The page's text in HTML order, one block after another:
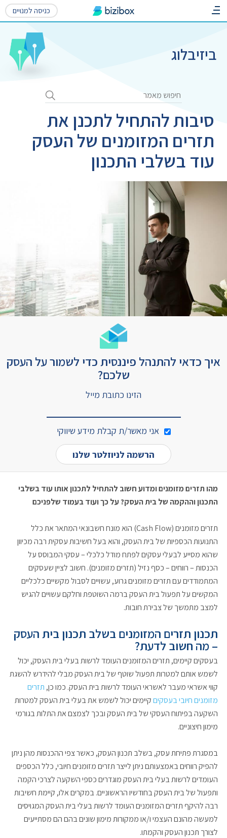
כניסה למנויים
ביזיבלוג
סיבות להתחיל לתכנן את
תזרים המזומנים של העסק
עוד בשלבי התכנון
איך כדאי להתנהל פיננסית כדי לשמור על העסק
שלכם?
הזינו כתובת מייל
אני מאשר/ת קבלת מידע שיווקי
מהו תזרים מזומנים ומדוע חשוב להתחיל לתכנון אותו עוד בשלבי
התכנון וההקמה של בית העסק? על כך ועוד בעמוד שלפניכם
תזרים מזומנים (Cash Flow) הוא מונח חשבונאי המתאר את כלל
התנועות הכספיות של בית העסק, והוא בעל חשיבות עסקית רבה מכיוון
שהוא מסייע לבעלי עסקים לפתח מודל כלכלי – עסקי המבוסס על
הכנסות – רווחים – כסף נזיל (תזרים מזומנים). חשוב לציין שעסקים
המתמודדים עם תזרים מזומנים גרוע, עשויים לסבול מקשיים כלכליים
המקשים על תפעול בית העסק ברמה השוטפת וחלקם עשויים להגיש
למצב מתמשך של צבירת חובות.
תכנון תזרים המזומנים בשלב תכנון בית העסק
– מה חשוב לדעת?
בעסקים קיימים, תזרים המזומנים העומד לרשות בעלי בית העסק, יכול
לשמש אותם למטרות תפעול שוטף של בית העסק מבלי להידרש להשגת
קווי אשראי מעבר לאשראי העומד לרשות בית העסק. כמו כן, תזרים
מזומנים חיובי בעסקיםקיימים יכול לשמש את בעלי בית העסק למטרות
השקעה בפיתוח העסקי של בית העסק ובכך לצמצם את התלות בגורמי
מימון חיצוניים.
במסגרת פתיחת עסק, בשלב תכנון העסק, כאשר צפי ההכנסות מהן ניתן
להפיק רווחים באמצעותם ניתן לייצר תזרים מזומנים חיובי, כלל הכספים
העומדים לרשות בעלי בית העסק מוגדרים כספי השקעה לצרכי הקמה
ותפעול של בית העסק בחודשיו הראשוניים. במקרים אלו, קיימת חשיבות
רבה להיקף תזרים המזומנים העומד לרשות בעלי בית העסק המגויסים
למעשה מהונם העצמי ו/או ממקורות מימון שונים בהם הם מסתייעים
לצורך תכנון העסק והקמתו.